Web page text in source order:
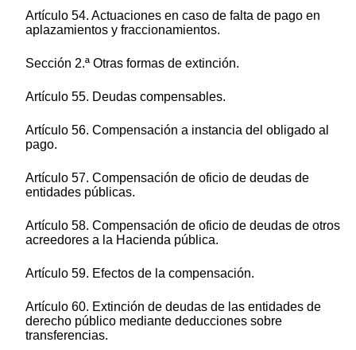
Artículo 54. Actuaciones en caso de falta de pago en
aplazamientos y fraccionamientos.
Sección 2.ª Otras formas de extinción.
Artículo 55. Deudas compensables.
Artículo 56. Compensación a instancia del obligado al
pago.
Artículo 57. Compensación de oficio de deudas de
entidades públicas.
Artículo 58. Compensación de oficio de deudas de otros
acreedores a la Hacienda pública.
Artículo 59. Efectos de la compensación.
Artículo 60. Extinción de deudas de las entidades de
derecho público mediante deducciones sobre
transferencias.